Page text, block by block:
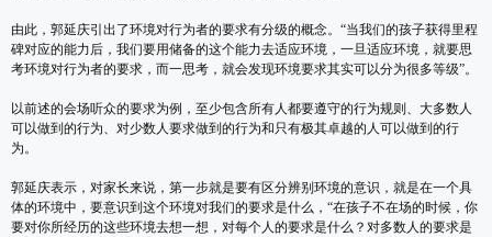
由此，郭延庆引出了环境对行为者的要求有分级的概念。“当我们的孩子获得里程
碑对应的能力后，我们要用储备的这个能力去适应环境，一旦适应环境，就要思
考环境对行为者的要求，而一思考，就会发现环境要求其实可以分为很多等级”。
以前述的会场听众的要求为例，至少包含所有人都要遵守的行为规则、大多数人
可以做到的行为、对少数人要求做到的行为和只有极其卓越的人可以做到的行
为。
郭延庆表示，对家长来说，第一步就是要有区分辨别环境的意识，就是在一个具
体的环境中，要意识到这个环境对我们的要求是什么，“在孩子不在场的时候，你
要对你所经历的这些环境去想一想，对每个人的要求是什么？对多数人的要求是